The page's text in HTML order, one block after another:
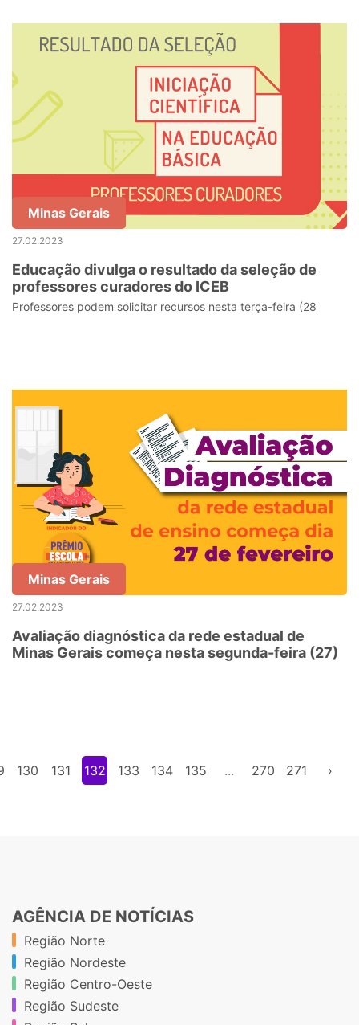
Minas Gerais
27.02.2023
Educação divulga o resultado da seleção de
professores curadores do ICEB
Professores podem solicitar recursos nesta terça-feira (28
Minas Gerais
27.02.2023
Avaliação diagnóstica da rede estadual de
Minas Gerais começa nesta segunda-feira (27)
130 131 132 133 134 135 ... 270 271 ›
AGÊNCIA DE NOTÍCIAS
Região Norte
Região Nordeste
Região Centro-Oeste
Região Sudeste